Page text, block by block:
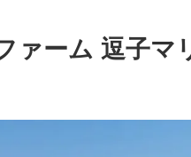
ァーム 逗子マ